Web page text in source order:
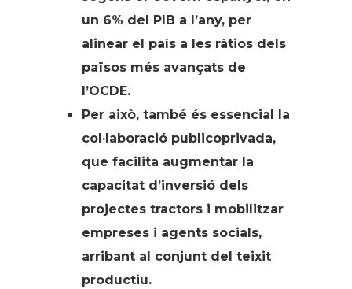
un 6% del PIB a l’any, per
alinear el país a les ràtios dels
països més avançats de
l’OCDE.
Per això, també és essencial la
col·laboració publicoprivada,
que facilita augmentar la
capacitat d’inversió dels
projectes tractors i mobilitzar
empreses i agents socials,
arribant al conjunt del teixit
productiu.